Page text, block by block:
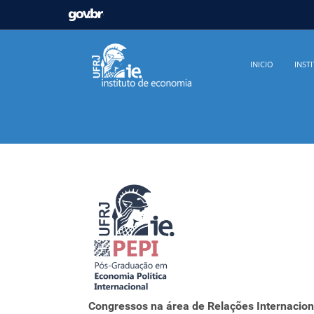
GOVBR
Casa Civil Ministério da Justiça e Segurança
Secretaria de Governo
INICIO
Congressos na área de Relações